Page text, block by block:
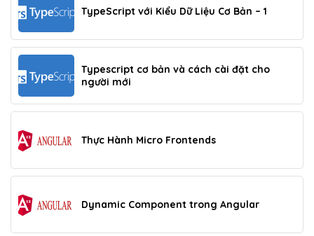
TypeScript với Kiểu Dữ Liệu Cơ Bản – 1
Typescript cơ bản và cách cài đặt cho
người mới
Thực Hành Micro Frontends
Dynamic Component trong Angular